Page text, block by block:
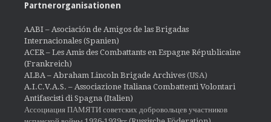
Partnerorganisationen
AABI – Asociación de Amigos de las Brigadas
Internacionales (Spanien)
ACER – Les Amis des Combattants en Espagne Républicaine
(Frankreich)
ALBA – Abraham Lincoln Brigade Archives (USA)
A.I.C.V.A.S. – Associazione Italiana Combattenti Volontari
Antifascisti di Spagna (Italien)
Ассоциация ПАМЯТИ советских добровольцев участников